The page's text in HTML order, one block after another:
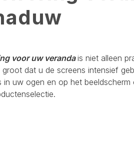
voor uw verandais niet alleen
dat u de screens intensief
in uw ogen en op het